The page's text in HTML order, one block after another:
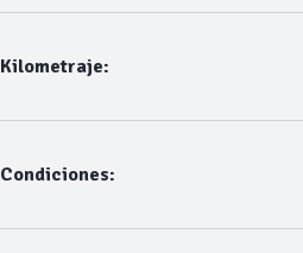
Kilometraje:
Condiciones: